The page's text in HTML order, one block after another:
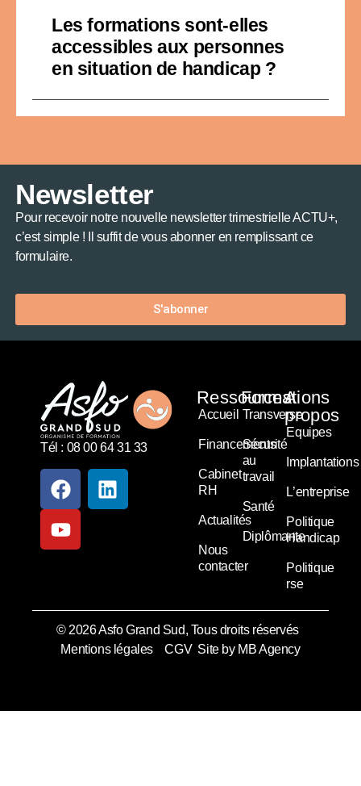
Les formations sont-elles
accessibles aux personnes
en situation de handicap ?
Newsletter
Pour recevoir notre nouvelle newsletter trimestrielle ACTU+,
c’est simple ! Il suffit de vous abonner en remplissant ce
formulaire.
S'abonner
Tél : 08 00 64 31 33
Ressources
Accueil
Financements
Cabinet
RH
Actualités
Nous
contacter
Formations
Transverse
Sécurité
au
travail
Santé
Diplômante
A
propos
Equipes
Implantations
L’entreprise
Politique
Handicap
Politique
rse
© 2026 Asfo Grand Sud, Tous droits réservés
Mentions légales
CGV Site by MB Agency